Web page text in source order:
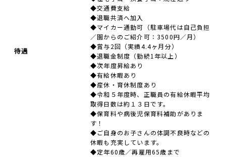
待遇
◆交通費支給
◆退職共済へ加入
◆マイカー通勤可（駐車場代は自己負担
／園からのご紹介可：3500円／月）
◆賞与2回（実績4.4ヶ月分）
◆退職金制度（勤続1年以上）
◆次年度昇給あり
◆有給休暇あり
◆産休・育休制度あり
◆令和５年度時、正職員の有給休暇平均
取得日数は約１３日です。
◆保育料や病後児保育料補助がありま
す！
◆ご自身のお子さんの体調不良時などの
休暇も充実しています。
◆定年60歳／再雇用65歳まで